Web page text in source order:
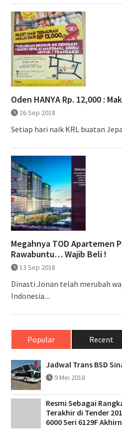
Oden HANYA Rp. 12,000 :
26 Sep 2018
Setiap hari naik KRL buatan
Megahnya TOD Apartemen
Rawabuntu… Wajib Beli !
13 Sep 2018
Dinasti Jonan telah merubah
Indonesia....
Popular Recent
Jadwal Trans BSD
9 Mei 2018
Resmi Sebagai
Terakhir di Tender
6000 Seri 6129F